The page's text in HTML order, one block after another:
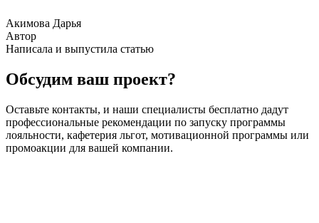
Акимова Дарья
Автор
Написала и выпустила статью
Обсудим ваш проект?
Оставьте контакты, и наши специалисты бесплатно дадут
профессиональные рекомендации по запуску программы
лояльности, кафетерия льгот, мотивационной программы или
промоакции для вашей компании.